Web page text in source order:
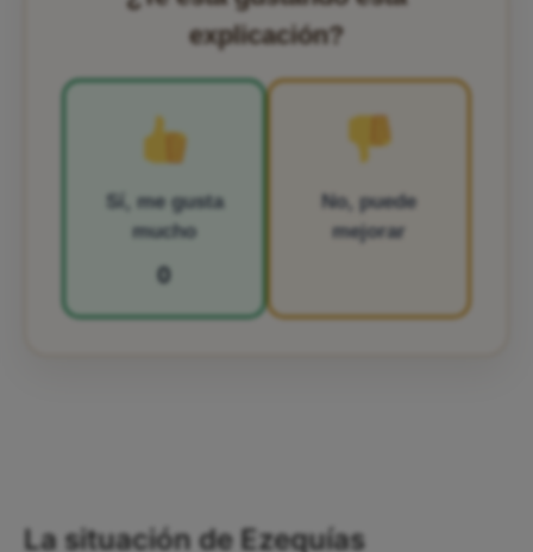
explicación?
Sí, me gusta
mucho
0
No, puede
mejorar
La situación de Ezequías